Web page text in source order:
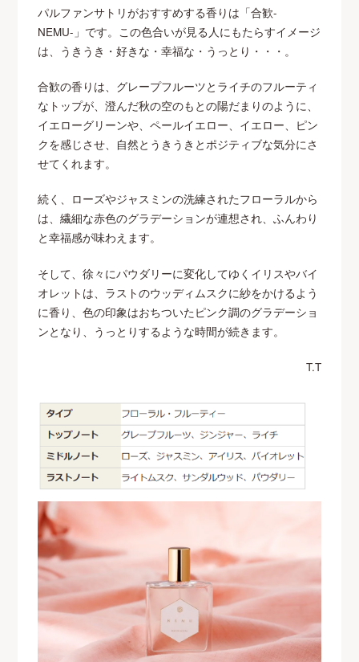
パルファンサトリがおすすめする香りは「合歓-
NEMU-」です。この色合いが見る人にもたらすイメージ
は、うきうき・好きな・幸福な・うっとり・・・。
合歓の香りは、グレープフルーツとライチのフルーティ
なトップが、澄んだ秋の空のもとの陽だまりのように、
イエローグリーンや、ペールイエロー、イエロー、ピン
クを感じさせ、自然とうきうきとポジティブな気分にさ
せてくれます。
続く、ローズやジャスミンの洗練されたフローラルから
は、繊細な赤色のグラデーションが連想され、ふんわり
と幸福感が味わえます。
そして、徐々にパウダリーに変化してゆくイリスやバイ
オレットは、ラストのウッディムスクに紗をかけるよう
に香り、色の印象はおちついたピンク調のグラデーショ
ンとなり、うっとりするような時間が続きます。
T.T